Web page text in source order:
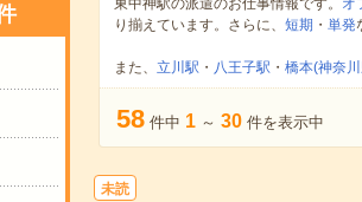
東中神駅の派遣のお仕事情報です。 オ
り揃えています。さらに、 短期 ・ 単発
また、 立川駅 ・ 八王子駅 ・ 橋本(神奈
58 件中 1 ～ 30 件を表示中
未読